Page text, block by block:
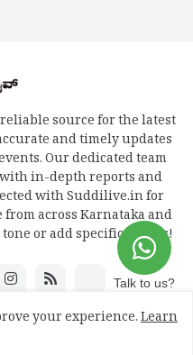
source for the latest
and timely updates
Our dedicated team
in-depth reports and
with Suddilive.in for
across Karnataka and
or add specific details!
your experience.Learn
Talk to us?